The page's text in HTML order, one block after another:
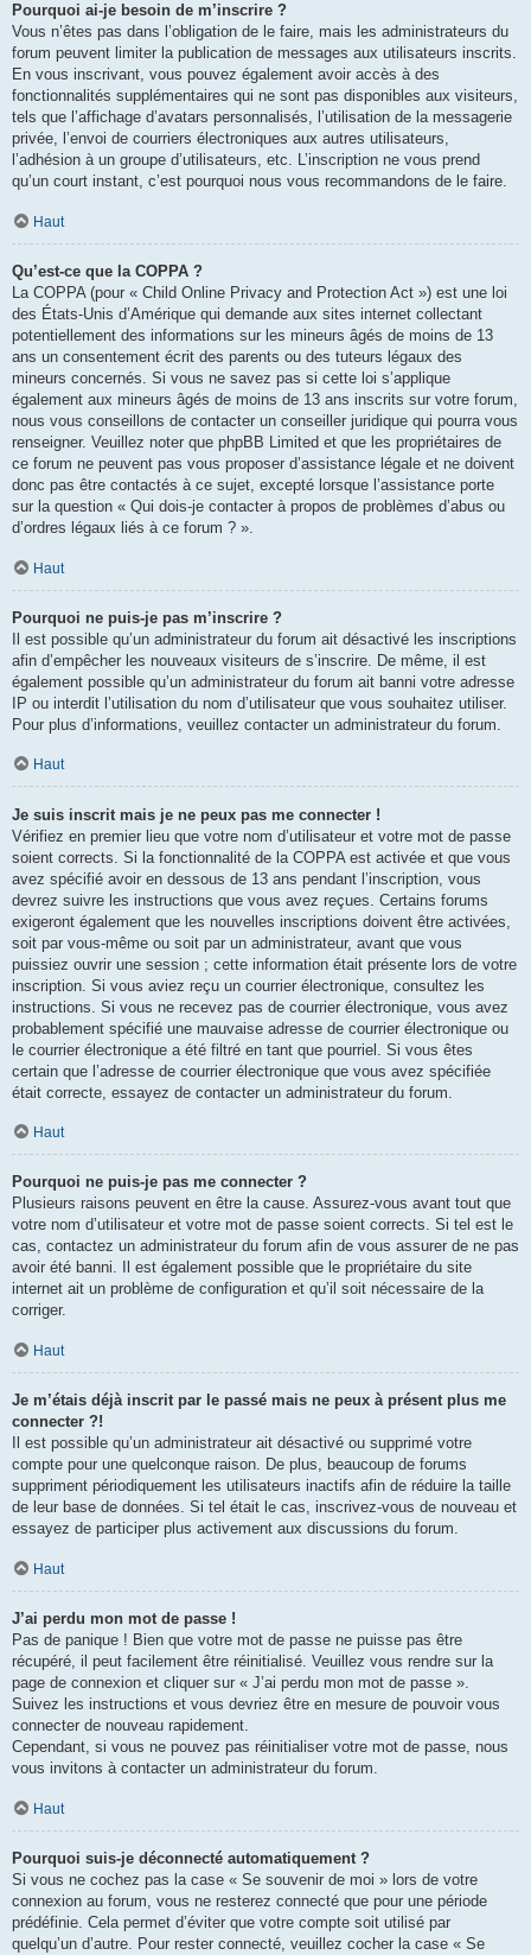
Pourquoi ai-je besoin de m’inscrire ?
Vous n’êtes pas dans l’obligation de le faire, mais les administrateurs du
forum peuvent limiter la publication de messages aux utilisateurs inscrits.
En vous inscrivant, vous pouvez également avoir accès à des
fonctionnalités supplémentaires qui ne sont pas disponibles aux visiteurs,
tels que l’affichage d’avatars personnalisés, l’utilisation de la messagerie
privée, l’envoi de courriers électroniques aux autres utilisateurs,
l’adhésion à un groupe d’utilisateurs, etc. L’inscription ne vous prend
qu’un court instant, c’est pourquoi nous vous recommandons de le faire.
Haut
Qu’est-ce que la COPPA ?
La COPPA (pour « Child Online Privacy and Protection Act ») est une loi
des États-Unis d’Amérique qui demande aux sites internet collectant
potentiellement des informations sur les mineurs âgés de moins de 13
ans un consentement écrit des parents ou des tuteurs légaux des
mineurs concernés. Si vous ne savez pas si cette loi s’applique
également aux mineurs âgés de moins de 13 ans inscrits sur votre forum,
nous vous conseillons de contacter un conseiller juridique qui pourra vous
renseigner. Veuillez noter que phpBB Limited et que les propriétaires de
ce forum ne peuvent pas vous proposer d’assistance légale et ne doivent
donc pas être contactés à ce sujet, excepté lorsque l’assistance porte
sur la question « Qui dois-je contacter à propos de problèmes d’abus ou
d’ordres légaux liés à ce forum ? ».
Haut
Pourquoi ne puis-je pas m’inscrire ?
Il est possible qu’un administrateur du forum ait désactivé les inscriptions
afin d’empêcher les nouveaux visiteurs de s’inscrire. De même, il est
également possible qu’un administrateur du forum ait banni votre adresse
IP ou interdit l’utilisation du nom d’utilisateur que vous souhaitez utiliser.
Pour plus d’informations, veuillez contacter un administrateur du forum.
Haut
Je suis inscrit mais je ne peux pas me connecter !
Vérifiez en premier lieu que votre nom d’utilisateur et votre mot de passe
soient corrects. Si la fonctionnalité de la COPPA est activée et que vous
avez spécifié avoir en dessous de 13 ans pendant l’inscription, vous
devrez suivre les instructions que vous avez reçues. Certains forums
exigeront également que les nouvelles inscriptions doivent être activées,
soit par vous-même ou soit par un administrateur, avant que vous
puissiez ouvrir une session ; cette information était présente lors de votre
inscription. Si vous aviez reçu un courrier électronique, consultez les
instructions. Si vous ne recevez pas de courrier électronique, vous avez
probablement spécifié une mauvaise adresse de courrier électronique ou
le courrier électronique a été filtré en tant que pourriel. Si vous êtes
certain que l’adresse de courrier électronique que vous avez spécifiée
était correcte, essayez de contacter un administrateur du forum.
Haut
Pourquoi ne puis-je pas me connecter ?
Plusieurs raisons peuvent en être la cause. Assurez-vous avant tout que
votre nom d’utilisateur et votre mot de passe soient corrects. Si tel est le
cas, contactez un administrateur du forum afin de vous assurer de ne pas
avoir été banni. Il est également possible que le propriétaire du site
internet ait un problème de configuration et qu’il soit nécessaire de la
corriger.
Haut
Je m’étais déjà inscrit par le passé mais ne peux à présent plus me
connecter ?!
Il est possible qu’un administrateur ait désactivé ou supprimé votre
compte pour une quelconque raison. De plus, beaucoup de forums
suppriment périodiquement les utilisateurs inactifs afin de réduire la taille
de leur base de données. Si tel était le cas, inscrivez-vous de nouveau et
essayez de participer plus activement aux discussions du forum.
Haut
J’ai perdu mon mot de passe !
Pas de panique ! Bien que votre mot de passe ne puisse pas être
récupéré, il peut facilement être réinitialisé. Veuillez vous rendre sur la
page de connexion et cliquer sur « J’ai perdu mon mot de passe ».
Suivez les instructions et vous devriez être en mesure de pouvoir vous
connecter de nouveau rapidement.
Cependant, si vous ne pouvez pas réinitialiser votre mot de passe, nous
vous invitons à contacter un administrateur du forum.
Haut
Pourquoi suis-je déconnecté automatiquement ?
Si vous ne cochez pas la case « Se souvenir de moi » lors de votre
connexion au forum, vous ne resterez connecté que pour une période
prédéfinie. Cela permet d’éviter que votre compte soit utilisé par
quelqu’un d’autre. Pour rester connecté, veuillez cocher la case « Se